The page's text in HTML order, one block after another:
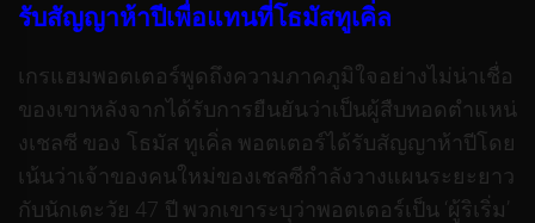
รับสัญญาห้าปีเพื่อแทนที่โธมัสทูเคิ่ล
เกรแฮมพอตเตอร์พูดถึงความภาคภูมิใจอย่างไม่น่าเชื่อ
ของเขาหลังจากได้รับการยืนยันว่าเป็นผู้สืบทอดตำแหน่
งเชลซี ของ โธมัส ทูเคิ่ล พอตเตอร์ได้รับสัญญาห้าปีโดย
เน้นว่าเจ้าของคนใหม่ของเชลซีกำลังวางแผนระยะยาว
กับนักเตะวัย 47 ปี พวกเขาระบุว่าพอตเตอร์เป็น ‘ผู้ริเริ่ม’